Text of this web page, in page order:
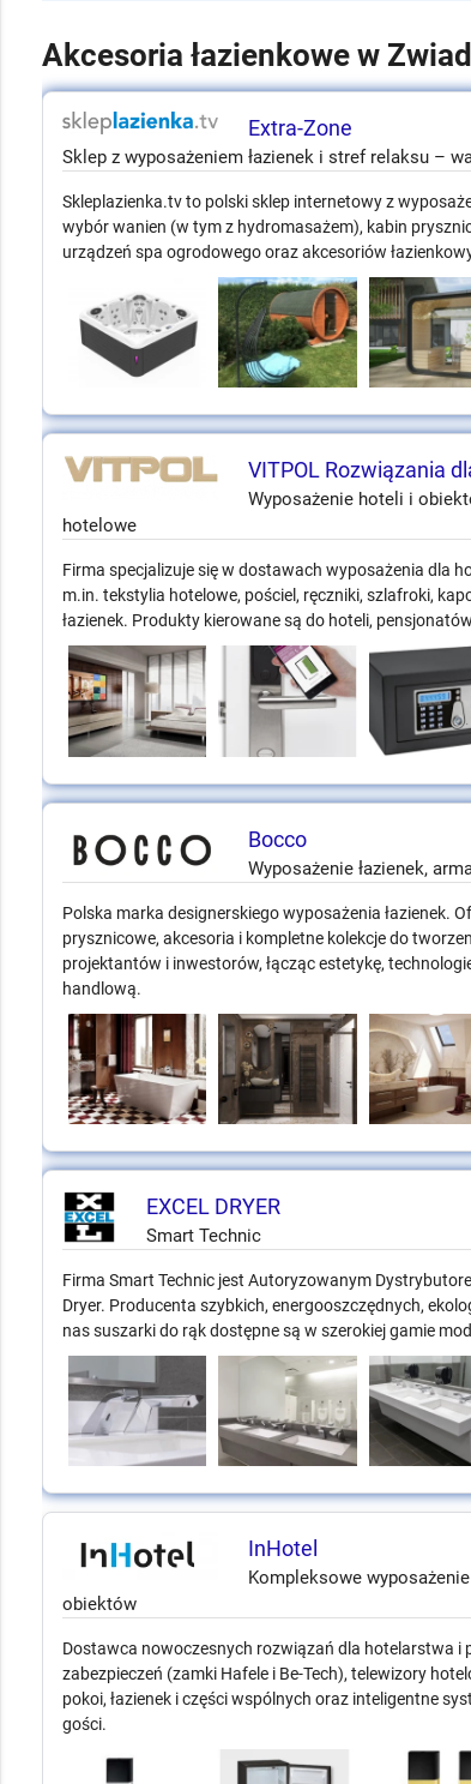
Akcesoria łazienkowe w
Extra-Zone
Sklep z wyposażeniem łazienek i stref relaksu –
Skleplazienka.tv to polski sklep internetowy z
wybór wanien (w tym z hydromasażem), kabin
urządzeń spa ogrodowego oraz akcesoriów
VITPOL Rozwiązania
Wyposażenie hoteli i
hotelowe
Firma specjalizuje się w dostawach wyposażenia dla
m.in. tekstylia hotelowe, pościel, ręczniki, szlafroki,
łazienek. Produkty kierowane są do hoteli,
Bocco
Wyposażenie łazienek,
Polska marka designerskiego wyposażenia łazienek.
prysznicowe, akcesoria i kompletne kolekcje do
projektantów i inwestorów, łącząc estetykę,
handlową.
EXCEL DRYER
Smart Technic
Firma Smart Technic jest Autoryzowanym
Dryer. Producenta szybkich, energooszczędnych,
nas suszarki do rąk dostępne są w szerokiej gamie
InHotel
Kompleksowe
obiektów
Dostawca nowoczesnych rozwiązań dla hotelarstwa i
zabezpieczeń (zamki Hafele i Be-Tech), telewizory
pokoi, łazienek i części wspólnych oraz inteligentne
gości.